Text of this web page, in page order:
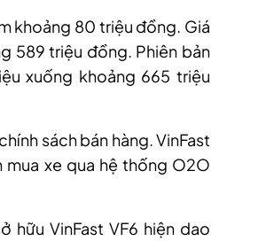
khoảng 80 triệu đồng. Giá
589 triệu đồng. Phiên bản
xuống khoảng 665 triệu
sách bán hàng. VinFast
xe qua hệ thống O2O
VinFast VF6 hiện dao